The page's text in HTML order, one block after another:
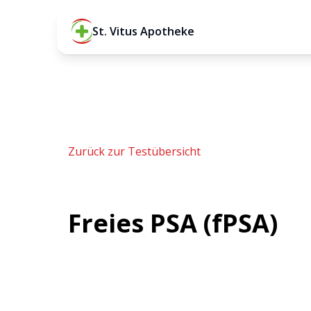
St. Vitus Apotheke
Zurück zur Testübersicht
Freies PSA (fPSA)